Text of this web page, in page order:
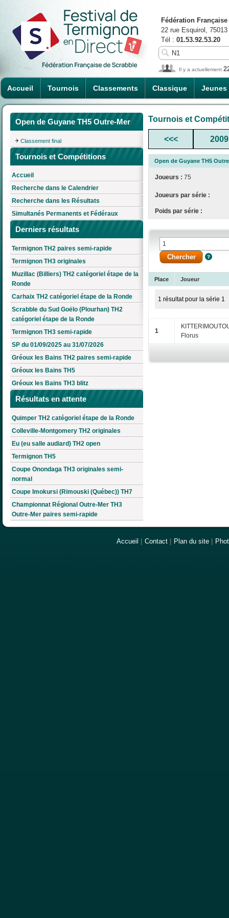
Accueil Tournois Classements Classique Jeunes
Fédération
22 rue Esquirol,
Tél : 01.53.92.53.20
Il y a actuellement
Open de Guyane TH5 Outre-Mer
Classement final
Tournois et Compétitions
Accueil
Recherche dans le Calendrier
Recherche dans les Résultats
Simultanés Permanents et Fédéraux
Derniers résultats
Termignon TH2 paires semi-rapide
Termignon TH3 originales
Muzillac (Billiers) TH2 catégoriel étape de la
Ronde
Carhaix TH2 catégoriel étape de la Ronde
Scrabble du Sud Goëlo (Plourhan) TH2
catégoriel étape de la Ronde
Termignon TH3 semi-rapide
SP du 01/09/2025 au 31/07/2026
Gréoux les Bains TH2 paires semi-rapide
Gréoux les Bains TH5
Gréoux les Bains TH3 blitz
Résultats en attente
Quimper TH2 catégoriel étape de la Ronde
Colleville-Montgomery TH2 originales
Eu (eu salle audiard) TH2 open
Termignon TH5
Coupe Onondaga TH3 originales semi-
normal
Coupe Imokursi (Rimouski (Québec)) TH7
Championnat Régional Outre-Mer TH3
Outre-Mer paires semi-rapide
Tournois et
<<< 2009
Open de Guyane TH5
Joueurs : 75
Joueurs par série :
Poids par série :
Place Joueur
1 résultat pour la série 1
1
Florus
Accueil Contact Plan du site